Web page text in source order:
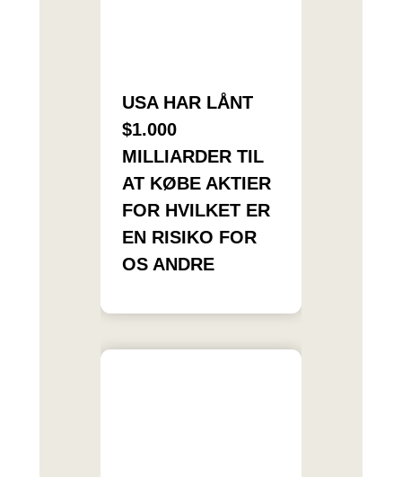
USA HAR LÅNT
$1.000
MILLIARDER TIL
AT KØBE AKTIER
FOR HVILKET ER
EN RISIKO FOR
OS ANDRE